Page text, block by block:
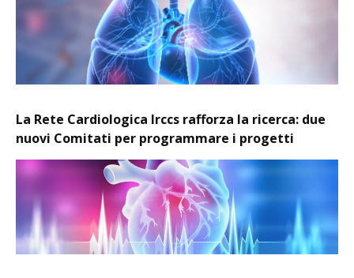
La Rete Cardiologica Irccs rafforza la ricerca: due
nuovi Comitati per programmare i progetti